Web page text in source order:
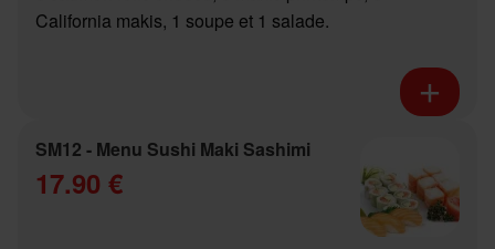
California makis, 1 soupe et 1 salade.
SM12 - Menu Sushi Maki Sashimi
17.90 €